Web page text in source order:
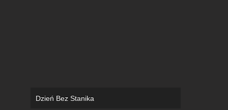
Dzień Bez Stanika